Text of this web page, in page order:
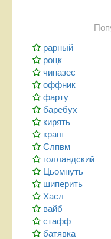
рарный
роцк
чиназес
оффник
фарту
баребух
кирять
краш
Слпвм
голландский
Цьомнуть
шиперить
Хасл
вайб
стафф
батявка